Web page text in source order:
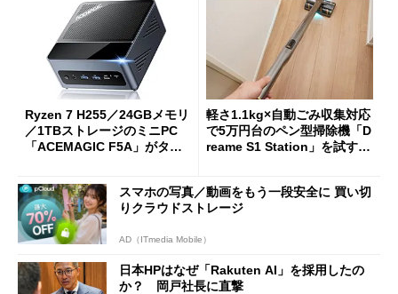
Ryzen 7 H255／24GBメモリ
／1TBストレージのミニPC
「ACEMAGIC F5A」がタイ
軽さ1.1kg×自動ごみ収集対応
で5万円台のペン型掃除機「D
reame S1 Station」を試す
スマホの写真／動画をもう一段安全に 買い切
りクラウドストレージ
AD（ITmedia Mobile）
日本HPはなぜ「Rakuten AI」を採用したの
か？ 岡戸社長に直撃